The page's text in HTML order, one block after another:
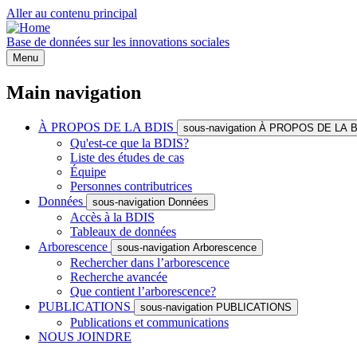
Aller au contenu principal
Base de données sur les innovations sociales
Menu
Main navigation
À PROPOS DE LA BDIS sous-navigation À PROPOS DE LA
Qu'est-ce que la BDIS?
Liste des études de cas
Équipe
Personnes contributrices
Données
sous-navigation Données
Accès à la BDIS
Tableaux de données
Arborescence
sous-navigation Arborescence
Rechercher dans l’arborescence
Recherche avancée
Que contient l’arborescence?
PUBLICATIONS
sous-navigation PUBLICATIONS
Publications et communications
NOUS JOINDRE